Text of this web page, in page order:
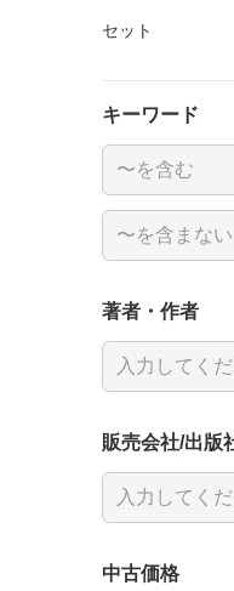
セット
キーワード
著者・作者
販売会社/出版
中古価格